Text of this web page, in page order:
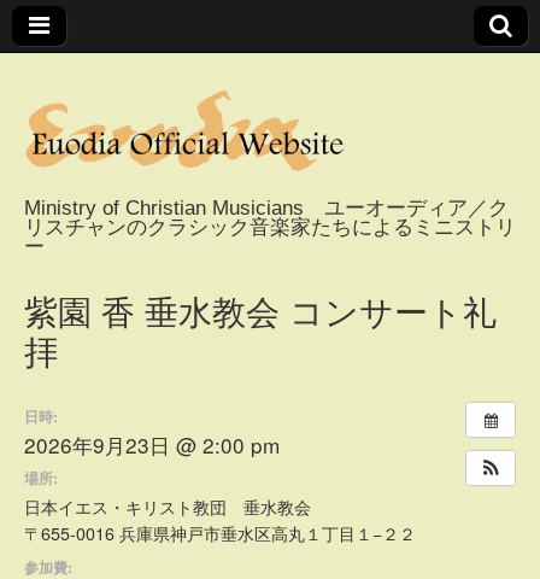
Euodia Official
Website / ユーオー
ディアオフィシャ
ルウェブサイト
Ministry of Christian Musicians ユーオーディア／ク
リスチャンのクラシック音楽家たちによるミニストリ
ー
紫園 香 垂水教会 コンサート礼
拝
日時:
2026年9月23日 @ 2:00 pm
場所:
日本イエス・キリスト教団 垂水教会
〒655-0016 兵庫県神戸市垂水区高丸１丁目１−２２
参加費: